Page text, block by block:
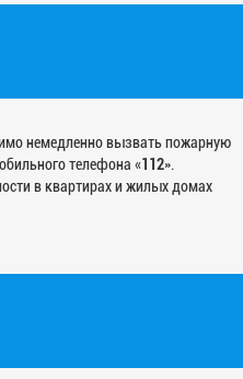
немедленно вызвать пожарную
телефона «112».
в квартирах и жилых домах